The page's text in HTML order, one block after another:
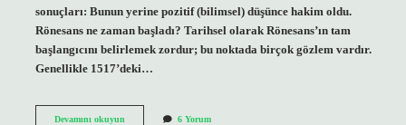
sonuçları: Bunun yerine pozitif (bilimsel) düşünce hakim oldu.
Rönesans ne zaman başladı? Tarihsel olarak Rönesans’ın tam
başlangıcını belirlemek zordur; bu noktada birçok gözlem vardır.
Genellikle 1517’deki…
Devamını okuyunRönesans
6 Yorum